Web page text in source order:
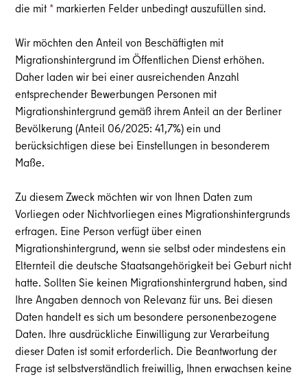
die mit * markierten Felder unbedingt auszufüllen sind.
Wir möchten den Anteil von Beschäftigten mit
Migrationshintergrund im Öffentlichen Dienst erhöhen.
Daher laden wir bei einer ausreichenden Anzahl
entsprechender Bewerbungen Personen mit
Migrationshintergrund gemäß ihrem Anteil an der Berliner
Bevölkerung (Anteil 06/2025: 41,7%)ein und
berücksichtigen diese bei Einstellungen in besonderem
Maße.
Zu diesem Zweck möchten wir von Ihnen Daten zum
Vorliegen oder Nichtvorliegen eines Migrationshintergrunds
erfragen. Eine Person verfügt über einen
Migrationshintergrund, wenn sie selbst oder mindestens ein
Elternteil die deutsche Staatsangehörigkeit bei Geburt nicht
hatte. Sollten Sie keinen Migrationshintergrund haben, sind
Ihre Angaben dennoch von Relevanz für uns. Bei diesen
Daten handelt es sich um besondere personenbezogene
Daten. Ihre ausdrückliche Einwilligung zur Verarbeitung
dieser Daten ist somit erforderlich. Die Beantwortung der
Frage ist selbstverständlich freiwillig, Ihnen erwachsen keine